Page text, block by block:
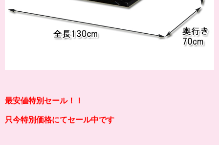
最安値特別セール！！
只今特別価格にてセール中です